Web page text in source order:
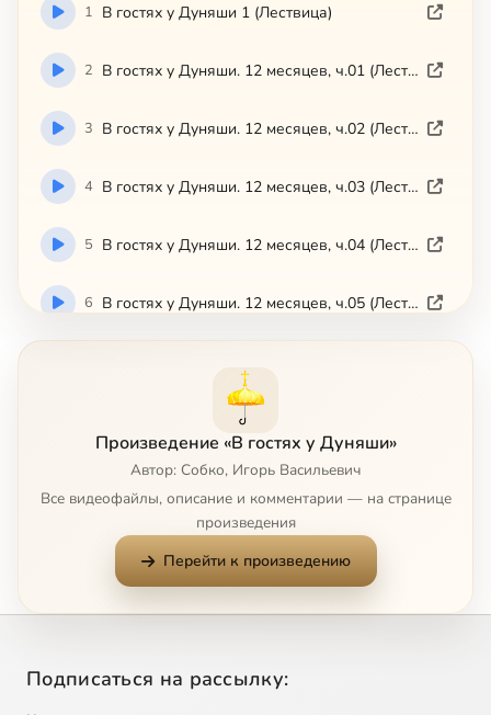
1 В гостях у Дуняши 1 (Лествица)
2 В гостях у Дуняши. 12 месяцев, ч.01 (Лествица)
3 В гостях у Дуняши. 12 месяцев, ч.02 (Лествица)
4 В гостях у Дуняши. 12 месяцев, ч.03 (Лествица)
5 В гостях у Дуняши. 12 месяцев, ч.04 (Лествица)
6 В гостях у Дуняши. 12 месяцев, ч.05 (Лествица)
Произведение «В гостях у Дуняши»
Автор: Собко, Игорь Васильевич
Все видеофайлы, описание и комментарии — на странице
произведения
Перейти к произведению
Подписаться на рассылку: